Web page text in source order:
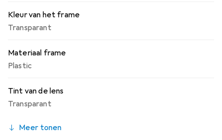
Kleur van het frame
Transparant
Materiaal frame
Plastic
Tint van de lens
Transparant
Meer tonen